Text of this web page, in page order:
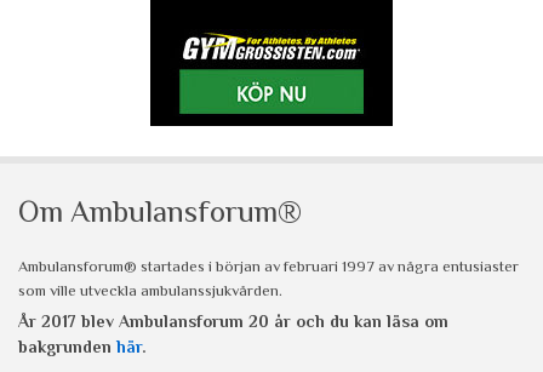
Om Ambulansforum®
Ambulansforum® startades i början av februari 1997 av några entusiaster
som ville utveckla ambulanssjukvården.
År 2017 blev Ambulansforum 20 år och du kan läsa om
bakgrunden här.